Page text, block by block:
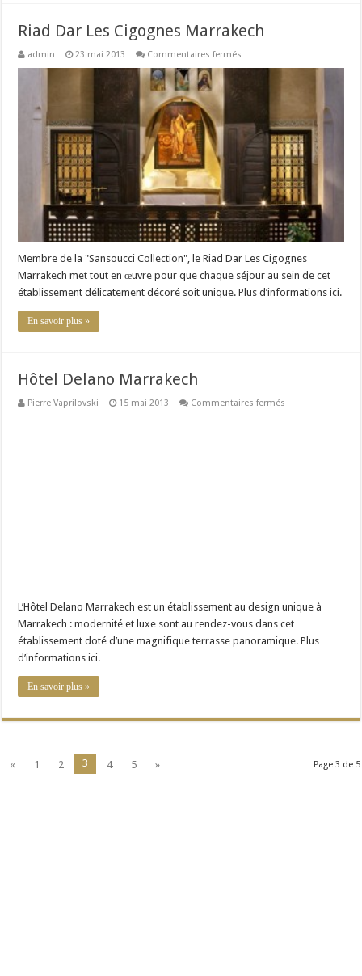
Riad Dar Les Cigognes Marrakech
admin 23 mai 2013 Commentaires fermés
Membre de la "Sansoucci Collection", le Riad Dar Les Cigognes
Marrakech met tout en œuvre pour que chaque séjour au sein de cet
établissement délicatement décoré soit unique. Plus d’informations ici.
En savoir plus »
Hôtel Delano Marrakech
Pierre Vaprilovski 15 mai 2013 Commentaires fermés
L’Hôtel Delano Marrakech est un établissement au design unique à
Marrakech : modernité et luxe sont au rendez-vous dans cet
établissement doté d’une magnifique terrasse panoramique. Plus
d’informations ici.
En savoir plus »
Page 3 de 5
« 1 2 3 4 5 »